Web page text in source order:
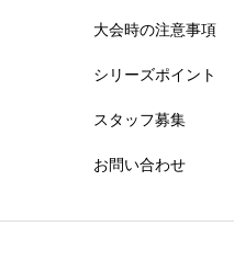
大会時の注意事項
シリーズポイント
スタッフ募集
お問い合わせ